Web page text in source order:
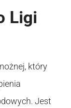
Ligi
który
Jest